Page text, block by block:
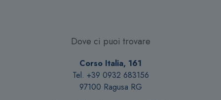
Dove ci puoi trovare
Corso Italia, 161
Tel. +39 0932 683156
97100 Ragusa RG